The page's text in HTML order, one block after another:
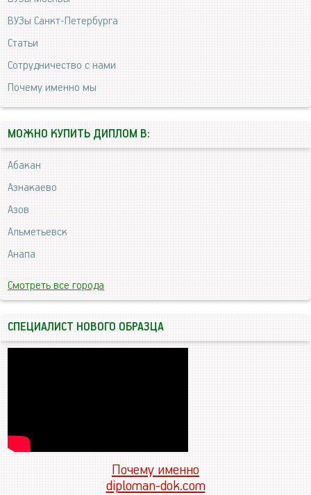
ВУЗы Санкт-Петербурга
Статьи
Сотрудничество с нами
Почему именно мы
МОЖНО КУПИТЬ ДИПЛОМ В:
Абакан
Азнакаево
Азов
Альметьевск
Анапа
Смотреть все города
СПЕЦИАЛИСТ НОВОГО ОБРАЗЦА
Почему именно
diploman-dok.com